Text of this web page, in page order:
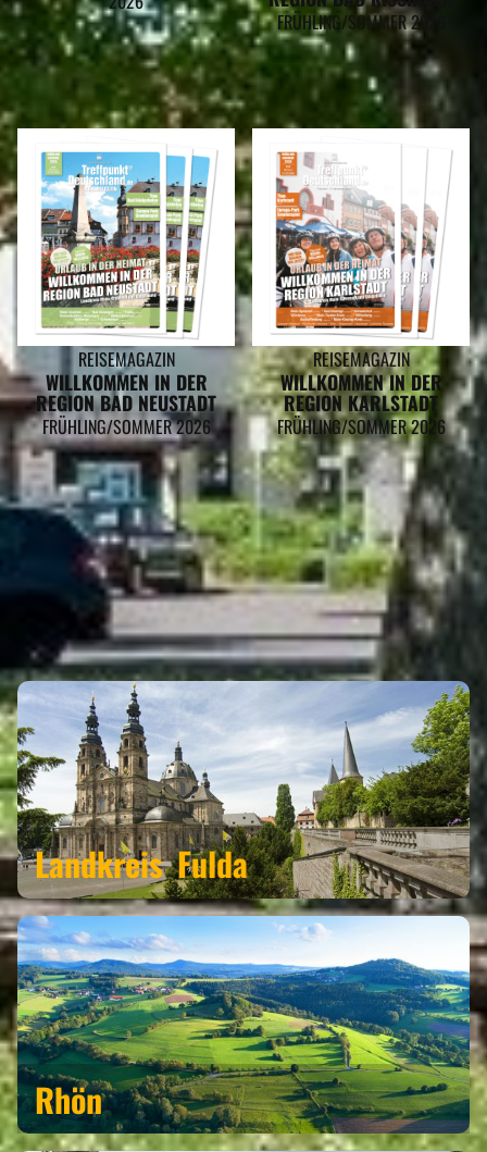
FRÜHLING/SOMMER 2026
REISEMAGAZIN
WILLKOMMEN IN DER
REGION BAD NEUSTADT
FRÜHLING/SOMMER 2026
REISEMAGAZIN
WILLKOMMEN IN DER
REGION KARLSTADT
FRÜHLING/SOMMER 2026
RASFELD GEHÖRT ZU DEN
REGIONEN
LandkreisFulda
Rhön